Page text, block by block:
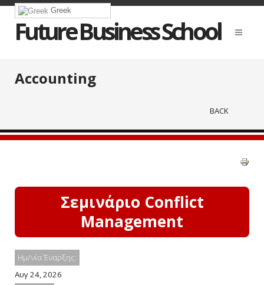
Greek
Future Business School
Accounting
BACK
Σεμινάριο Conflict
Management
Ημ/νία Έναρξης:
Αυγ 24, 2026